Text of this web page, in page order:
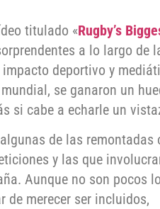
titulado «Rugby’s
a lo largo de
deportivo y
se ganaron un
si cabe a echarle un
de las remontadas
y las que
Aunque no son pocos
de merecer ser incluidos,